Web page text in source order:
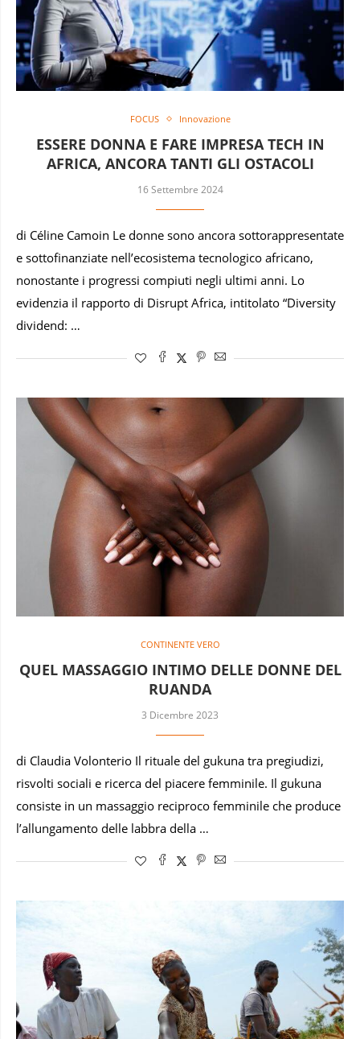
FOCUS Innovazione
ESSERE DONNA E FARE IMPRESA TECH IN
AFRICA, ANCORA TANTI GLI OSTACOLI
16 Settembre 2024
di Céline Camoin Le donne sono ancora sottorappresentate
e sottofinanziate nell’ecosistema tecnologico africano,
nonostante i progressi compiuti negli ultimi anni. Lo
evidenzia il rapporto di Disrupt Africa, intitolato “Diversity
dividend: …
CONTINENTE VERO
QUEL MASSAGGIO INTIMO DELLE DONNE DEL
RUANDA
3 Dicembre 2023
di Claudia Volonterio Il rituale del gukuna tra pregiudizi,
risvolti sociali e ricerca del piacere femminile. Il gukuna
consiste in un massaggio reciproco femminile che produce
l’allungamento delle labbra della …